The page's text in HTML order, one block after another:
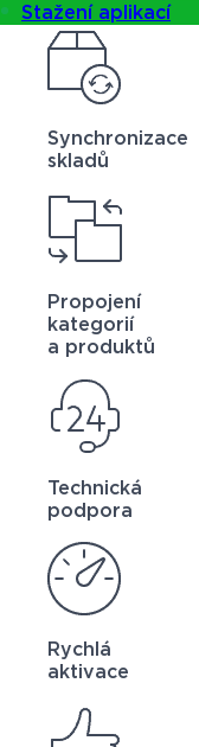
Stažení aplikací
Synchronizace
skladů
Propojení
kategorií
a produktů
Technická
podpora
Rychlá
aktivace